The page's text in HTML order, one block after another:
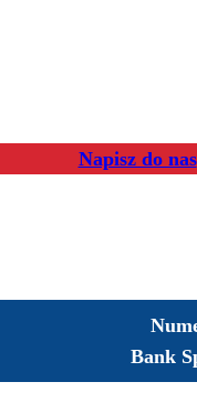
Napisz do nas
Bank